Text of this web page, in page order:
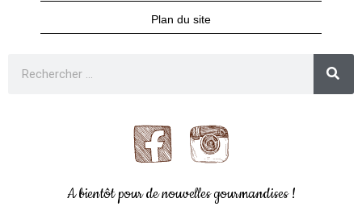
Plan du site
A bientôt pour de nouvelles gourmandises !